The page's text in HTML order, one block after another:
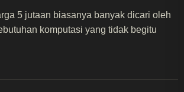
5 jutaan biasanya banyak dicari oleh
komputasi yang tidak begitu